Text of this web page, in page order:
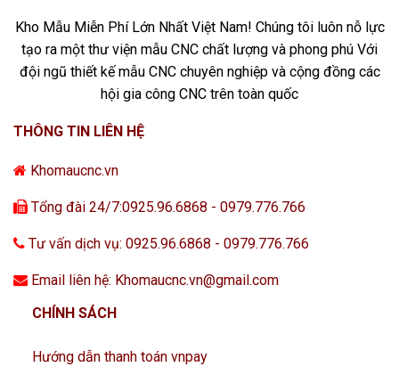
Kho Mẫu Miễn Phí Lớn Nhất Việt Nam! Chúng tôi luôn nỗ lực
tạo ra một thư viện mẫu CNC chất lượng và phong phú Với
đội ngũ thiết kế mẫu CNC chuyên nghiệp và cộng đồng các
hội gia công CNC trên toàn quốc
THÔNG TIN LIÊN HỆ
Khomaucnc.vn
Tổng đài 24/7:0925.96.6868 - 0979.776.766
Tư vấn dịch vụ: 0925.96.6868 - 0979.776.766
Email liên hệ: Khomaucnc.vn@gmail.com
CHÍNH SÁCH
Hướng dẫn thanh toán vnpay